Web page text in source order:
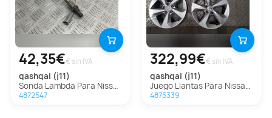
42,35€€ sin IVA
qashqai (j11)
Sonda Lambda Para Nissan Qashqai
4872547
322,99€€ sin IVA
qashqai (j11)
Juego Llantas Para Nissan Qashqai
4875339